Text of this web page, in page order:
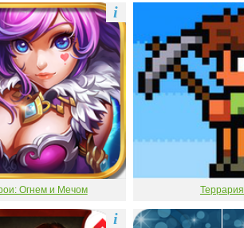
Огнем и Мечом
i
Террария
i